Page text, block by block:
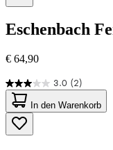
Eschenbach
€ 64,90
3.0 (2)
3.0
von
5
Sternen.
2
In den Warenkorb